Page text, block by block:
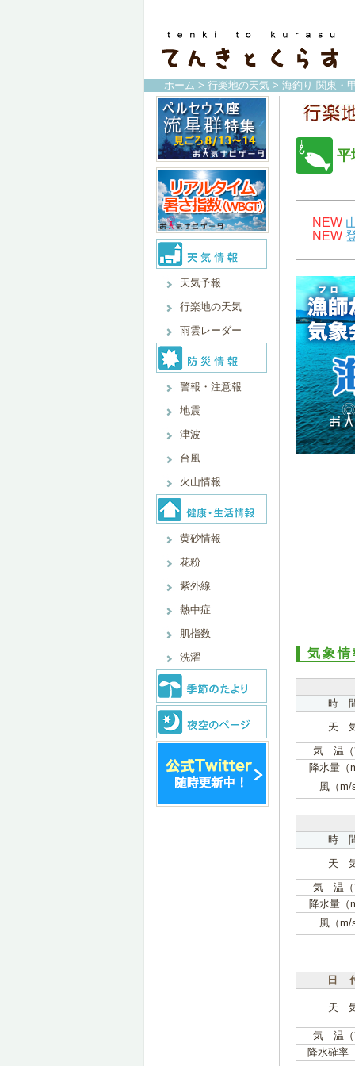
ホーム > 行楽地の天気 > 海釣り-関東・
天気予報
行楽地の天気
雨雲レーダー
警報・注意報
地震
津波
台風
火山情報
黄砂情報
花粉
紫外線
熱中症
肌指数
洗濯
平
NEW
NEW
気象情
時
天
気 温
降水量（
風（m/
時
天
気 温
降水量（
風（m/
日
天
気 温
降水確率